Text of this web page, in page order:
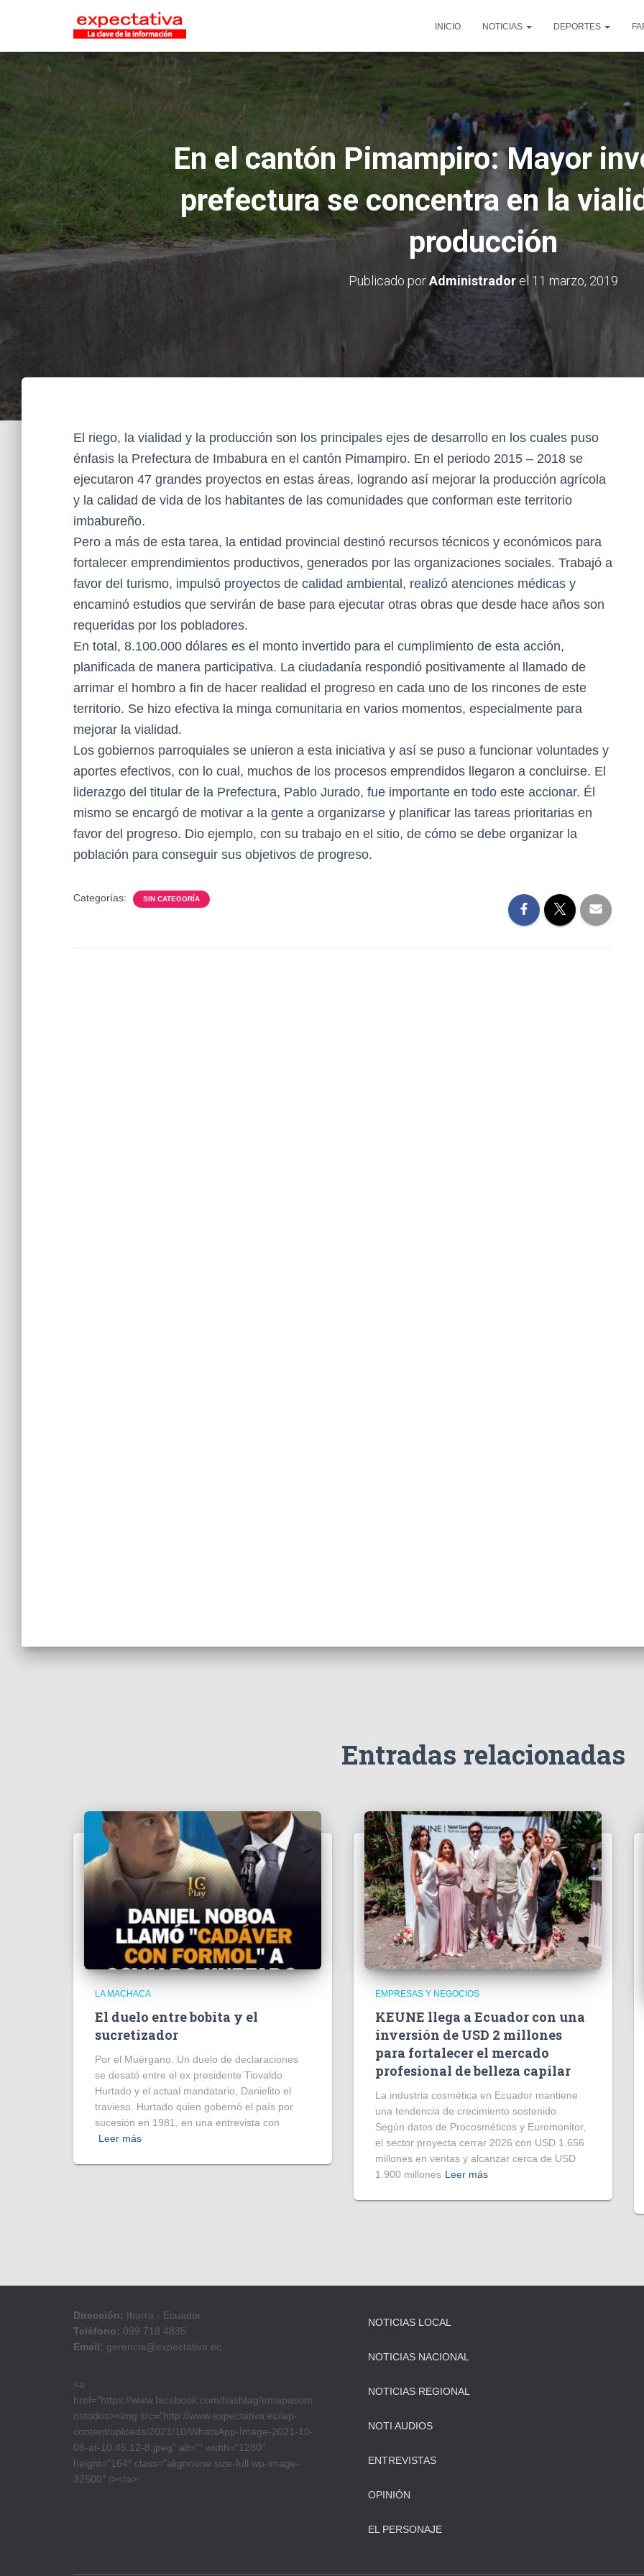
INICIO NOTICIAS DEPORTES
En el cantón Pimampiro: Mayor
prefectura se concentra en la
producción
Publicado porAdministradorel 11 marzo, 2019
El riego, la vialidad y la producción son los principales ejes de desarrollo en los cuales puso
énfasis la Prefectura de Imbabura en el cantón Pimampiro. En el periodo 2015 – 2018 se
ejecutaron 47 grandes proyectos en estas áreas, logrando así mejorar la producción agrícola
y la calidad de vida de los habitantes de las comunidades que conforman este territorio
imbabureño.
Pero a más de esta tarea, la entidad provincial destinó recursos técnicos y económicos para
fortalecer emprendimientos productivos, generados por las organizaciones sociales. Trabajó a
favor del turismo, impulsó proyectos de calidad ambiental, realizó atenciones médicas y
encaminó estudios que servirán de base para ejecutar otras obras que desde hace años son
requeridas por los pobladores.
En total, 8.100.000 dólares es el monto invertido para el cumplimiento de esta acción,
planificada de manera participativa. La ciudadanía respondió positivamente al llamado de
arrimar el hombro a fin de hacer realidad el progreso en cada uno de los rincones de este
territorio. Se hizo efectiva la minga comunitaria en varios momentos, especialmente para
mejorar la vialidad.
Los gobiernos parroquiales se unieron a esta iniciativa y así se puso a funcionar voluntades y
aportes efectivos, con lo cual, muchos de los procesos emprendidos llegaron a concluirse. El
liderazgo del titular de la Prefectura, Pablo Jurado, fue importante en todo este accionar. Él
mismo se encargó de motivar a la gente a organizarse y planificar las tareas prioritarias en
favor del progreso. Dio ejemplo, con su trabajo en el sitio, de cómo se debe organizar la
población para conseguir sus objetivos de progreso.
Categorías: SIN CATEGORÍA
Entradas relacionadas
LA MACHACA
El duelo entre bobita y el
sucretizador
Por el Muérgano. Un duelo de declaraciones
se desató entre el ex presidente Tiovaldo
Hurtado y el actual mandatario, Danielito el
travieso. Hurtado quien gobernó el país por
sucesión en 1981, en una entrevista con
Leer más
EMPRESAS Y NEGOCIOS
KEUNE llega a Ecuador con una
inversión de USD 2 millones
para fortalecer el mercado
profesional de belleza capilar
La industria cosmética en Ecuador mantiene
una tendencia de crecimiento sostenido.
Según datos de Procosméticos y Euromonitor,
el sector proyecta cerrar 2026 con USD 1.656
millones en ventas y alcanzar cerca de USD
1.900 millones Leer más
Dirección: Ibarra - Ecuador
Teléfono: 099 718 4835
Email: gerencia@expectativa.ec
<a
href=”https://www.facebook.com/hashtag/emapasom
ostodos><img src=”http://www.expectativa.ec/wp-
content/uploads/2021/10/WhatsApp-Image-2021-10-
08-at-10.45.12-8.jpeg” alt=”” width=”1280″
height=”164″ class=”alignnone size-full wp-image-
32500″ /></a>
NOTICIAS LOCAL
NOTICIAS NACIONAL
NOTICIAS REGIONAL
NOTI AUDIOS
ENTREVISTAS
OPINIÓN
EL PERSONAJE